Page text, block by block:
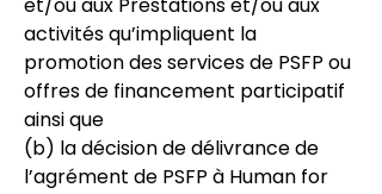
activités qu’impliquent la
promotion des services de PSFP ou
offres de financement participatif
ainsi que
(b) la décision de délivrance de
l’agrément de PSFP à Human for